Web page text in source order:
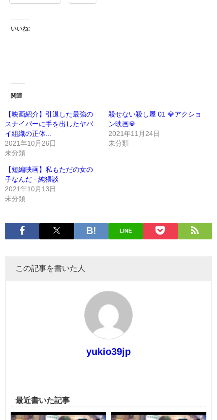
いいね:
関連
【映画紹介】引退した最強の
スナイパーに手を出したヤバ
イ組織の正体...
2021年10月26日
未分類
殺せない殺し屋 01 💎アクショ
ン映画💎
2021年11月24日
未分類
【短編映画】私もただの女の
子なんだ - 純猥談
2021年10月13日
未分類
LINE
この記事を書いた人
yukio39jp
最近書いた記事